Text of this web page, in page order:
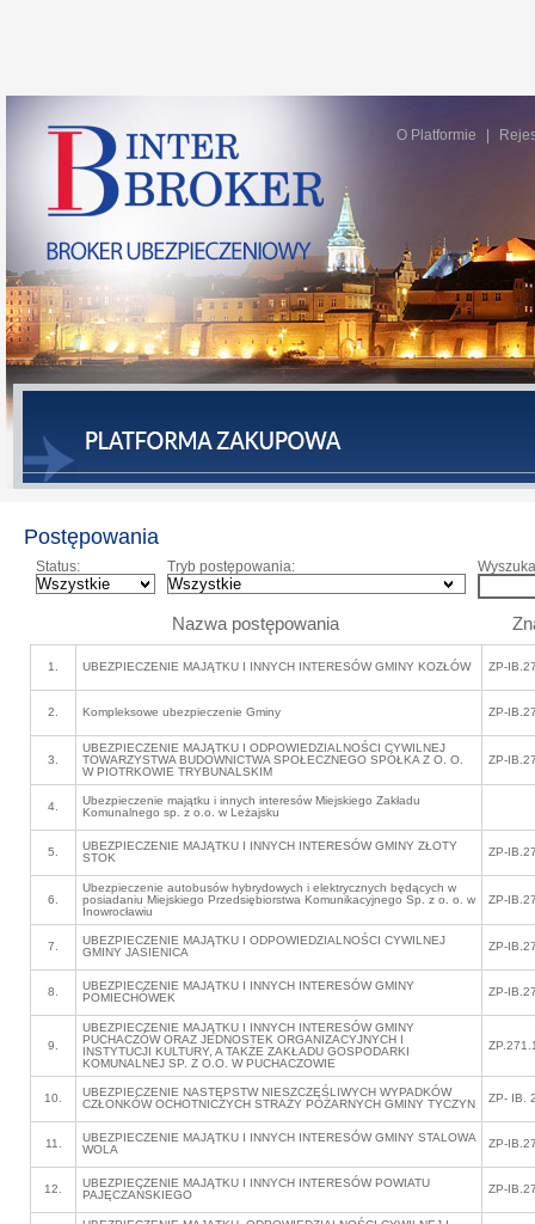
O Platformie
Postępowania
Status: Tryb postępowania:
Nazwa postępowania
1. UBEZPIECZENIE MAJĄTKU I INNYCH INTERESÓW GMINY KOZŁÓW ZP-
2. Kompleksowe ubezpieczenie Gminy ZP-
3.
UBEZPIECZENIE MAJĄTKU I ODPOWIEDZIALNOŚCI CYWILNEJ
TOWARZYSTWA BUDOWNICTWA SPOŁECZNEGO SPÓŁKA Z O. O.
W PIOTRKOWIE TRYBUNALSKIM
ZP-
4.
Ubezpieczenie majątku i innych interesów Miejskiego Zakładu
Komunalnego sp. z o.o. w Leżajsku
5.
UBEZPIECZENIE MAJĄTKU I INNYCH INTERESÓW GMINY ZŁOTY
STOK
ZP-
6.
Ubezpieczenie autobusów hybrydowych i elektrycznych będących w
posiadaniu Miejskiego Przedsiębiorstwa Komunikacyjnego Sp. z o. o. w
Inowrocławiu
ZP-
7.
UBEZPIECZENIE MAJĄTKU I ODPOWIEDZIALNOŚCI CYWILNEJ
GMINY JASIENICA
ZP-
8.
UBEZPIECZENIE MAJĄTKU I INNYCH INTERESÓW GMINY
POMIECHÓWEK
ZP-
9.
UBEZPIECZENIE MAJĄTKU I INNYCH INTERESÓW GMINY
PUCHACZÓW ORAZ JEDNOSTEK ORGANIZACYJNYCH I
INSTYTUCJI KULTURY, A TAKŻE ZAKŁADU GOSPODARKI
KOMUNALNEJ SP. Z O.O. W PUCHACZOWIE
10.
UBEZPIECZENIE NASTĘPSTW NIESZCZĘŚLIWYCH WYPADKÓW
CZŁONKÓW OCHOTNICZYCH STRAŻY POŻARNYCH GMINY TYCZYN
ZP- IB.
11.
UBEZPIECZENIE MAJĄTKU I INNYCH INTERESÓW GMINY STALOWA
WOLA
ZP-
12.
UBEZPIECZENIE MAJĄTKU I INNYCH INTERESÓW POWIATU
PAJĘCZAŃSKIEGO
ZP-